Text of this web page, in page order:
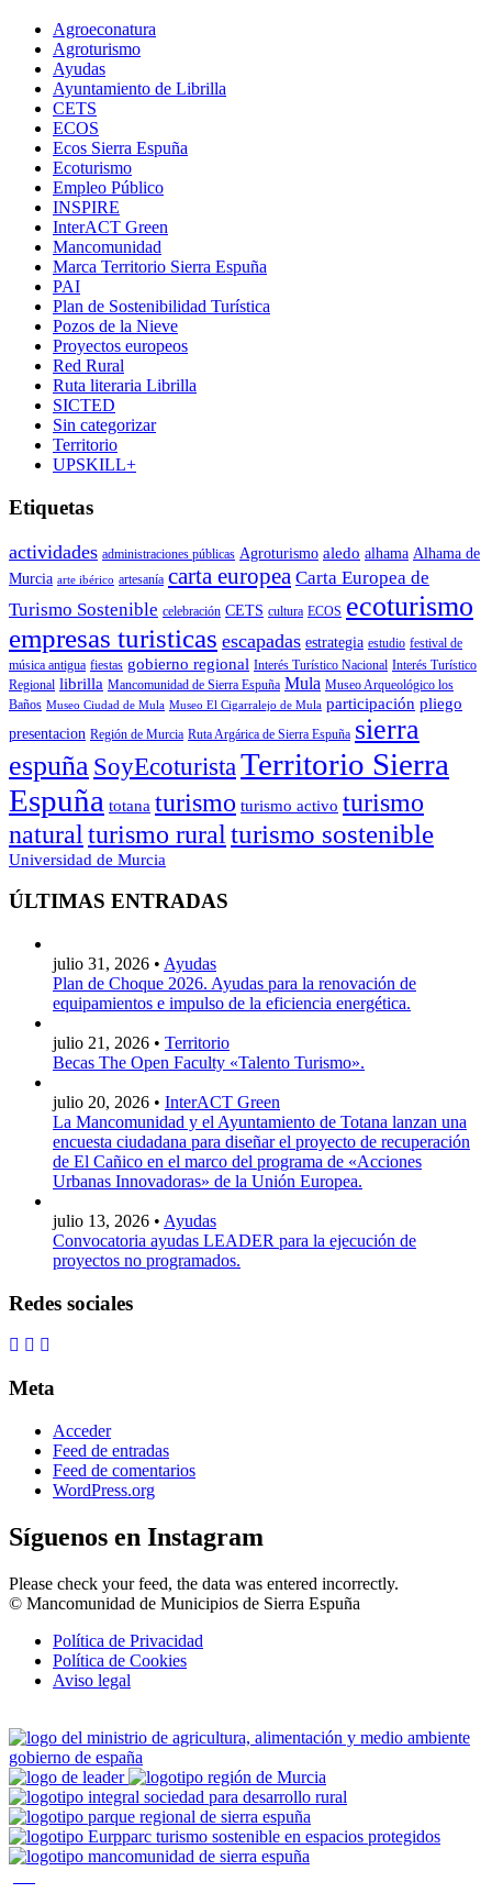
Agroeconatura
Agroturismo
Ayudas
Ayuntamiento de Librilla
CETS
ECOS
Ecos Sierra Espuña
Ecoturismo
Empleo Público
INSPIRE
InterACT Green
Mancomunidad
Marca Territorio Sierra Espuña
PAI
Plan de Sostenibilidad Turística
Pozos de la Nieve
Proyectos europeos
Red Rural
Ruta literaria Librilla
SICTED
Sin categorizar
Territorio
UPSKILL+
Etiquetas
actividades administraciones públicas Agroturismo aledo alhama Alhama de
Murcia arte ibérico artesanía carta europea Carta Europea de
Turismo Sostenible celebración CETS cultura ECOS ecoturismo
empresas turisticas escapadas estrategia estudio festival de
música antigua fiestas gobierno regional Interés Turístico Nacional Interés Turístico
Regional librilla Mancomunidad de Sierra Espuña Mula Museo Arqueológico los
Baños Museo Ciudad de Mula Museo El Cigarralejo de Mula participación pliego
presentacion Región de Murcia Ruta Argárica de Sierra Espuña sierra
espuña SoyEcoturista Territorio Sierra
Espuña totana turismo turismo activo turismo
natural turismo rural turismo sostenible
Universidad de Murcia
ÚLTIMAS ENTRADAS
julio 31, 2026 • Ayudas
Plan de Choque 2026. Ayudas para la renovación de
equipamientos e impulso de la eficiencia energética.
julio 21, 2026 • Territorio
Becas The Open Faculty «Talento Turismo».
julio 20, 2026 • InterACT Green
La Mancomunidad y el Ayuntamiento de Totana lanzan una
encuesta ciudadana para diseñar el proyecto de recuperación
de El Cañico en el marco del programa de «Acciones
Urbanas Innovadoras» de la Unión Europea.
julio 13, 2026 • Ayudas
Convocatoria ayudas LEADER para la ejecución de
proyectos no programados.
Redes sociales
Meta
Acceder
Feed de entradas
Feed de comentarios
WordPress.org
Síguenos en Instagram
Please check your feed, the data was entered incorrectly.
© Mancomunidad de Municipios de Sierra Espuña
Política de Privacidad
Política de Cookies
Aviso legal